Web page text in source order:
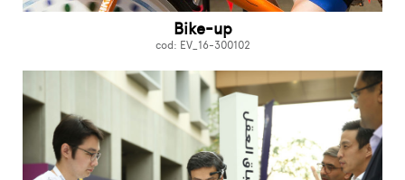
Bike-up
cod: EV_16-300102